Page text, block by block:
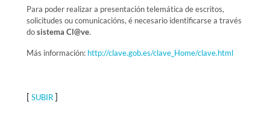
Para poder realizar a presentación telemática de escritos,
solicitudes ou comunicacións, é necesario identificarse a través
dosistema Cl@ve.
Más información: http://clave.gob.es/clave_Home/clave.html
[ SUBIR]